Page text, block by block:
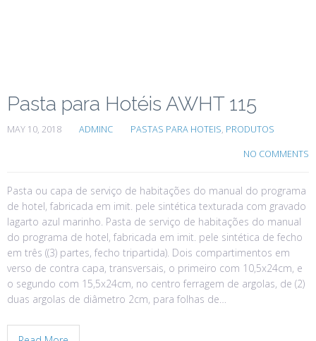
Pasta para Hotéis AWHT 115
MAY 10, 2018 ADMINC PASTAS PARA HOTEIS, PRODUTOS
NO COMMENTS
Pasta ou capa de serviço de habitações do manual do programa
de hotel, fabricada em imit. pele sintética texturada com gravado
lagarto azul marinho. Pasta de serviço de habitações do manual
do programa de hotel, fabricada em imit. pele sintética de fecho
em três ((3) partes, fecho tripartida). Dois compartimentos em
verso de contra capa, transversais, o primeiro com 10,5x24cm, e
o segundo com 15,5x24cm, no centro ferragem de argolas, de (2)
duas argolas de diâmetro 2cm, para folhas de…